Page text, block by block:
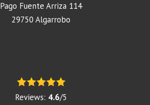
Pago Fuente Arriza 114
29750 Algarrobo
Reviews: 4.6/5